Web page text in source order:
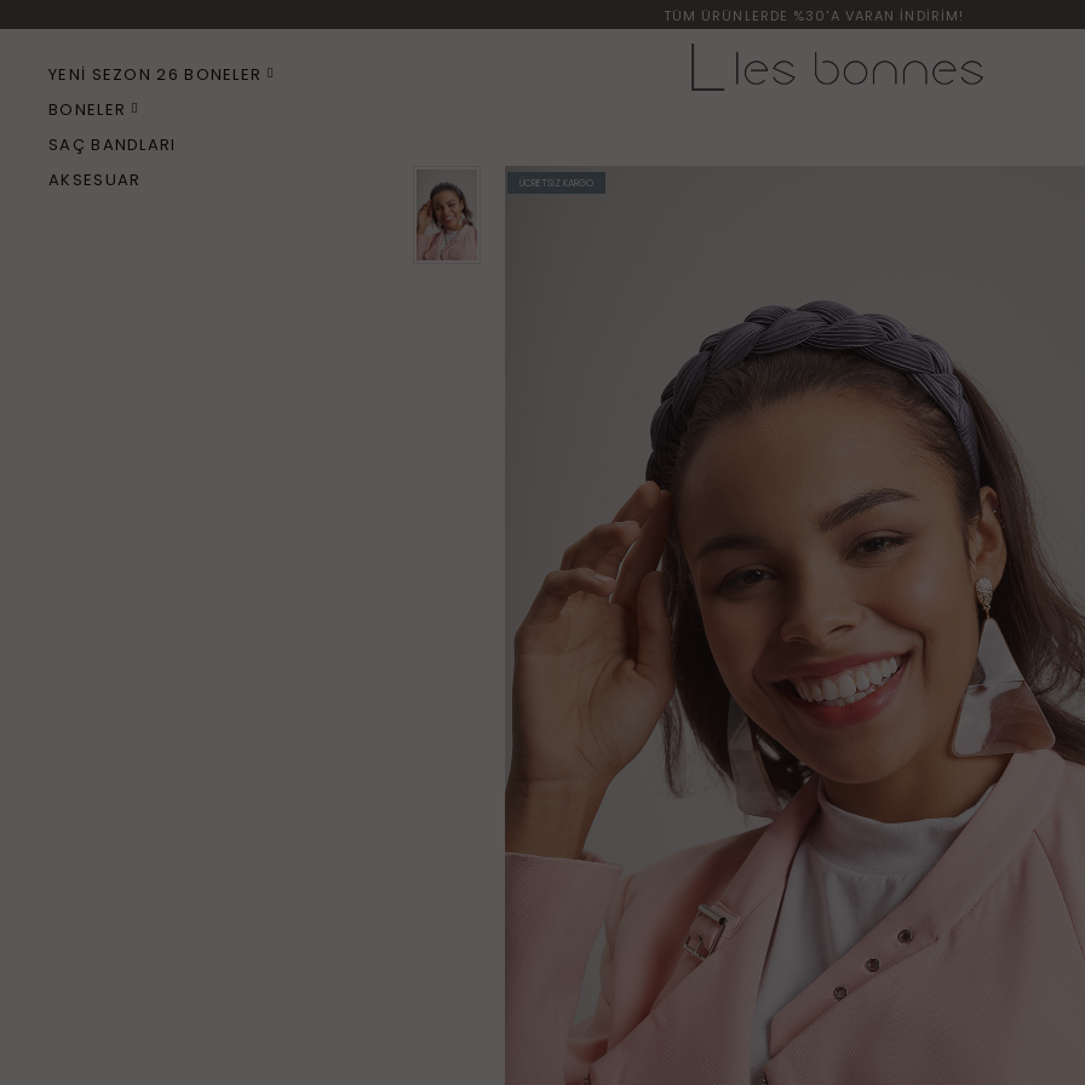
TÜM ÜRÜNLERDE %30'A VARAN İNDİRİM!
YENI SEZON 26 BONELER
BONELER
SAÇ BANDLARI
AKSESUAR
ÜCRETSİZ KARGO